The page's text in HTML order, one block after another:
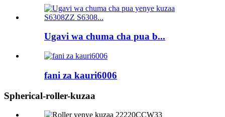
Ugavi wa chuma cha pua b...
fani za kauri6006
Spherical-roller-kuzaa